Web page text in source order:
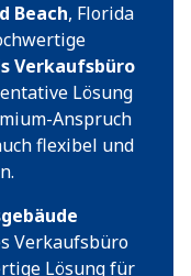
Beach, Florida
Verkaufsbüro
Lösung
Anspruch
flexibel und
Verkaufsbüro
Lösung für